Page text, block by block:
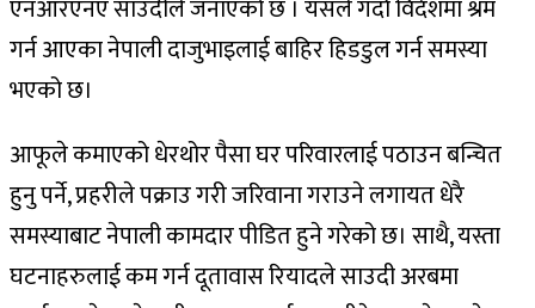
एनआरएनए साउदीले जनाएको छ । यसले गर्दा विदेशमा श्रम
गर्न आएका नेपाली दाजुभाइलाई बाहिर हिडडुल गर्न समस्या
भएको छ।
आफूले कमाएको धेरथोर पैसा घर परिवारलाई पठाउन बन्चित
हुनु पर्ने, प्रहरीले पक्राउ गरी जरिवाना गराउने लगायत धेरै
समस्याबाट नेपाली कामदार पीडित हुने गरेको छ। साथै, यस्ता
घटनाहरुलाई कम गर्न दूतावास रियादले साउदी अरबमा